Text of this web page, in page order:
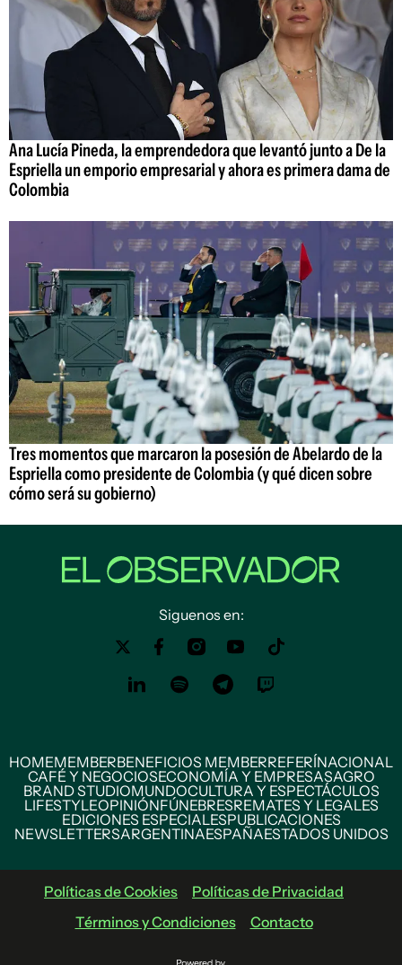
Ana Lucía Pineda, la emprendedora que levantó junto a De la
Espriella un emporio empresarial y ahora es primera dama de
Colombia
Tres momentos que marcaron la posesión de Abelardo de la
Espriella como presidente de Colombia (y qué dicen sobre
cómo será su gobierno)
Siguenos en:
HOMEMEMBERBENEFICIOS MEMBERREFERÍNACIONAL
CAFÉ Y NEGOCIOSECONOMÍA Y EMPRESASAGRO
BRAND STUDIOMUNDOCULTURA Y ESPECTÁCULOS
LIFESTYLEOPINIÓNFÚNEBRESREMATES Y LEGALES
EDICIONES ESPECIALESPUBLICACIONES
NEWSLETTERSARGENTINAESPAÑAESTADOS UNIDOS
Políticas de Cookies
Políticas de Privacidad
Términos y Condiciones
Contacto